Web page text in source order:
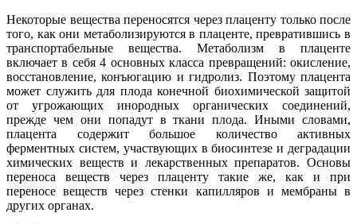
Некоторые вещества переносятся через плаценту только после
того, как они метаболизируются в плаценте, превратившись в
транспортабельные вещества. Метаболизм в плаценте
включает в себя 4 основных класса превращений: окисление,
восстановление, конъюгацию и гидролиз. Поэтому плацента
может служить для плода конечной биохимической защитой
от угрожающих инородных органических соединений,
прежде чем они попадут в ткани плода. Иными словами,
плацента содержит большое количество активных
ферментных систем, участвующих в биосинтезе и деградации
химических веществ и лекарственных препаратов. Основы
переноса веществ через плаценту такие же, как и при
переносе веществ через стенки капилляров и мембраны в
других органах.